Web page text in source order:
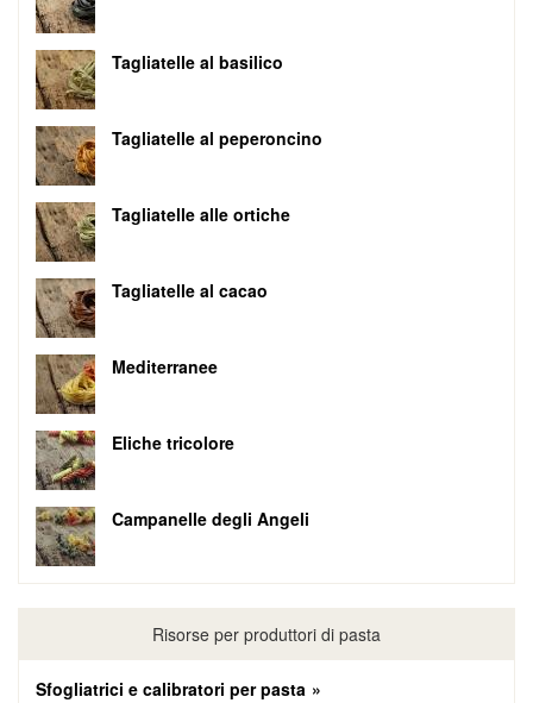
Tagliatelle al basilico
Tagliatelle al peperoncino
Tagliatelle alle ortiche
Tagliatelle al cacao
Mediterranee
Eliche tricolore
Campanelle degli Angeli
Risorse per produttori di pasta
Sfogliatrici e calibratori per pasta